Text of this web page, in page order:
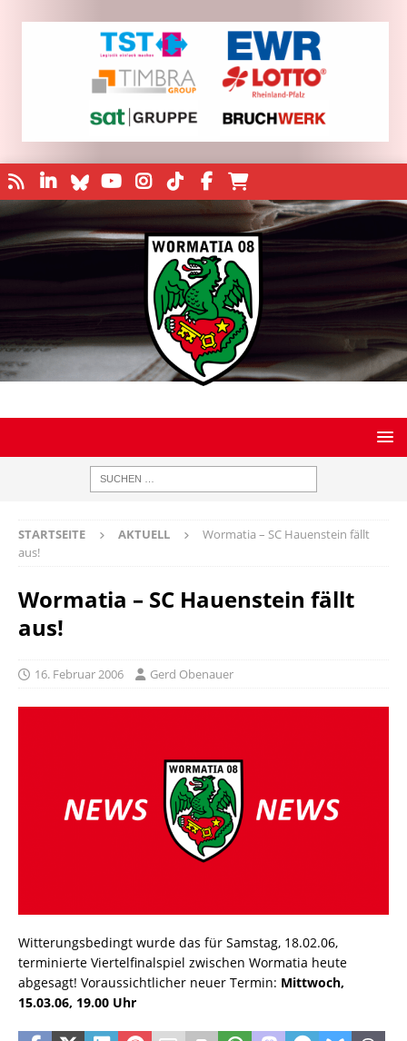
STARTSEITE AKTUELL
Wormatia – SC Hauenstein fällt
aus!
Wormatia – SC Hauenstein fällt
aus!
16. Februar 2006 Gerd Obenauer
Witterungsbedingt wurde das für Samstag, 18.02.06,
terminierte Viertelfinalspiel zwischen Wormatia heute
abgesagt! Voraussichtlicher neuer Termin: Mittwoch,
15.03.06, 19.00 Uhr